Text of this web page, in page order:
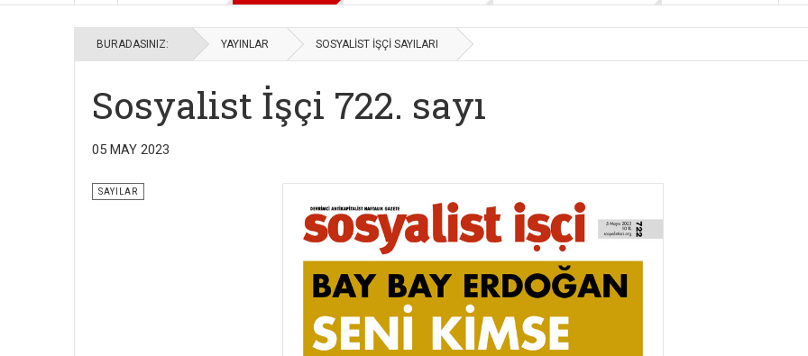
BURADASINIZ: YAYINLAR SOSYALİST İŞÇİ SAYILARI
Sosyalist İşçi 722. sayı
05 MAY 2023
SAYILAR